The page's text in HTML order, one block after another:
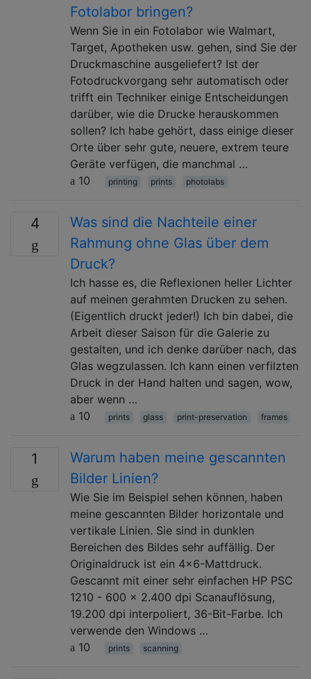
Fotolabor bringen?
Wenn Sie in ein Fotolabor wie Walmart,
Target, Apotheken usw. gehen, sind Sie der
Druckmaschine ausgeliefert? Ist der
Fotodruckvorgang sehr automatisch oder
trifft ein Techniker einige Entscheidungen
darüber, wie die Drucke herauskommen
sollen? Ich habe gehört, dass einige dieser
Orte über sehr gute, neuere, extrem teure
Geräte verfügen, die manchmal …
10
printing prints photolabs
4
Was sind die Nachteile einer
Rahmung ohne Glas über dem
Druck?
Ich hasse es, die Reflexionen heller Lichter
auf meinen gerahmten Drucken zu sehen.
(Eigentlich druckt jeder!) Ich bin dabei, die
Arbeit dieser Saison für die Galerie zu
gestalten, und ich denke darüber nach, das
Glas wegzulassen. Ich kann einen verfilzten
Druck in der Hand halten und sagen, wow,
aber wenn …
10
prints glass print-preservation frames
1
Warum haben meine gescannten
Bilder Linien?
Wie Sie im Beispiel sehen können, haben
meine gescannten Bilder horizontale und
vertikale Linien. Sie sind in dunklen
Bereichen des Bildes sehr auffällig. Der
Originaldruck ist ein 4x6-Mattdruck.
Gescannt mit einer sehr einfachen HP PSC
1210 - 600 x 2.400 dpi Scanauflösung,
19.200 dpi interpoliert, 36-Bit-Farbe. Ich
verwende den Windows …
10
prints scanning